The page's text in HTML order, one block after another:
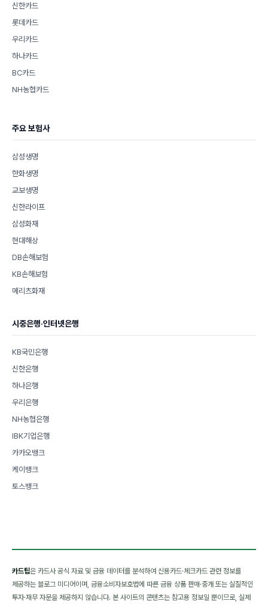
신한카드
롯데카드
우리카드
하나카드
BC카드
NH농협카드
주요 보험사
삼성생명
한화생명
교보생명
신한라이프
삼성화재
현대해상
DB손해보험
KB손해보험
메리츠화재
시중은행·인터넷은행
KB국민은행
신한은행
하나은행
우리은행
NH농협은행
IBK기업은행
카카오뱅크
케이뱅크
토스뱅크
카드팁은 카드사 공식 자료 및 금융 데이터를 분석하여 신용카드·체크카드 관련 정보를
제공하는 블로그 미디어이며, 금융소비자보호법에 따른 금융 상품 판매·중개 또는 실질적인
투자·재무 자문을 제공하지 않습니다. 본 사이트의 콘텐츠는 참고용 정보일 뿐이므로, 실제